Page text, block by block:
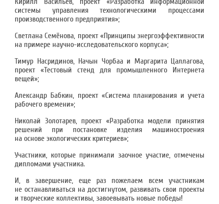
системы управления технологическими процессами
производственного предприятия»;
Светлана Семёнова, проект «Принципы энергоэффективности
на примере научно-исследовательского корпуса»;
Тимур Насридинов, Начын Чорбаа и Маргарита Цаллагова,
проект «Тестовый стенд для промышленного Интернета
вещей»;
Александр Бабкин, проект «Система планирования и учета
рабочего времени»;
Николай Золотарев, проект «Разработка модели принятия
решений при постановке изделия машиностроения
на основе экологических критериев»;
Участники, которые принимали заочное участие, отмечены
дипломами участника.
И, в завершение, еще раз пожелаем всем участникам
не останавливаться на достигнутом, развивать свои проекты
и творческие коллективы, завоевывать новые победы!